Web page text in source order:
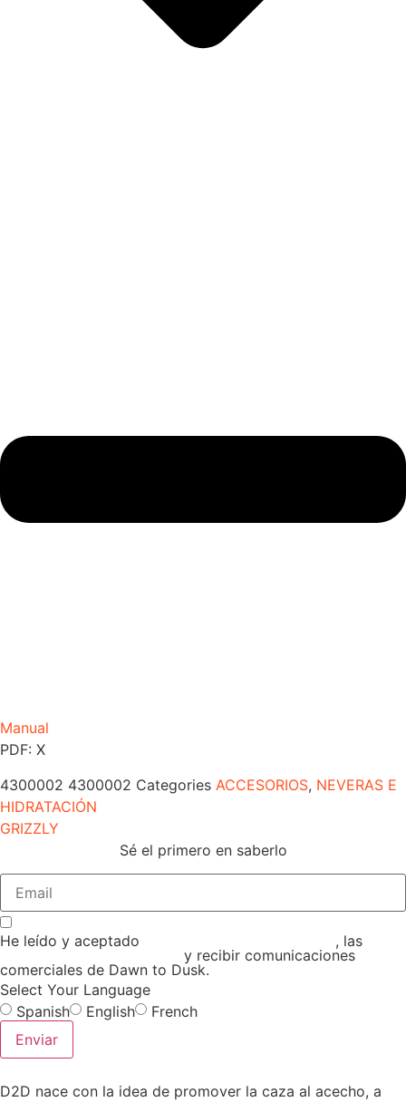
Manual
PDF: X
4300002 4300002 Categories ACCESORIOS, NEVERAS E
HIDRATACIÓN
GRIZZLY
Sé el primero en saberlo
He leído y aceptado
, las
POLITICA DE PRIVACIDAD
y recibir comunicaciones
comerciales de Dawn to Dusk.
Select Your Language
Spanish
English
French
Enviar
D2D nace con la idea de promover la caza al acecho, a